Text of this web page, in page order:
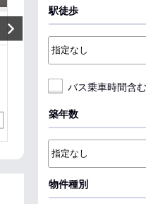
6.5万円
バス 弥衛門川 徒歩3分
収納
駅徒歩
バス乗車時間含む
築年数
物件種別